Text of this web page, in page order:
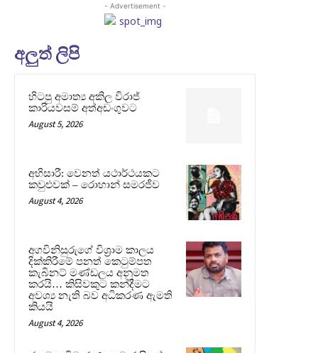
- Advertisement -
අලුත් ලිපි
හිටපු අමාත්‍ය අකිල විරාජ්
කාරියවසම් අත්අඩංගුවට
August 5, 2026
අභිසාරී: වෙනත් යථාර්ථයකට
කවුළුවක් – රොහාන් සමරජීව
August 4, 2026
අගවිනිසුරුගේ විශ්‍රාම කාලය
දික්කිරීමේ පනත් කෙටුම්පත
කැබිනට් මණ්ඩලය අනුමත
කරයි… කිසිවකුට කන්දීමට
අවශ්‍ය නැති බව අධිකරණ ඇමති
කියයි
August 4, 2026